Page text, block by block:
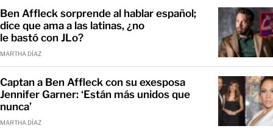
Ben Affleck sorprende al hablar español;
dice que ama a las latinas, ¿no
le bastó con JLo?
MARTHA DÍAZ
Captan a Ben Affleck con su exesposa
Jennifer Garner: ‘Están más unidos que
nunca’
MARTHA DÍAZ